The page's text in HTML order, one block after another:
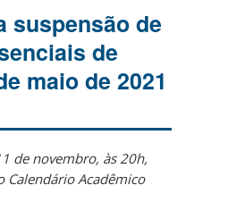
suspensão de
de
maio de 2021
de novembro, às 20h,
Calendário Acadêmico